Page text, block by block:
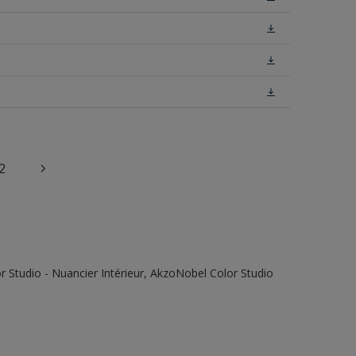
Studio - Nuancier Intérieur, AkzoNobel Color Studio